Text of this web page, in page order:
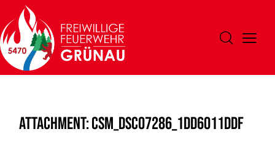
Attachment: csm_DSC07286_1dd6011ddf